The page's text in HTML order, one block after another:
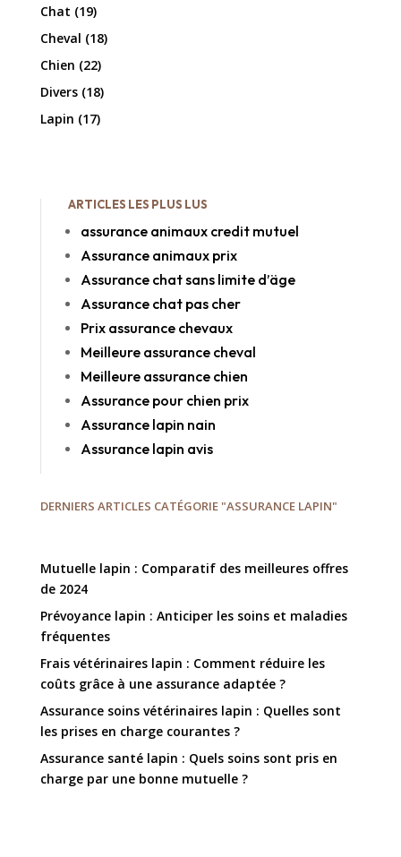
Chat (19)
Cheval (18)
Chien (22)
Divers(18)
Lapin (17)
ARTICLES LES PLUS LUS
assurance animaux credit mutuel
Assurance animaux prix
Assurance chat sans limite d’äge
Assurance chat pas cher
Prix assurance chevaux
Meilleure assurance cheval
Meilleure assurance chien
Assurance pour chien prix
Assurance lapin nain
Assurance lapin avis
DERNIERS ARTICLES CATÉGORIE "ASSURANCE LAPIN"
Mutuelle lapin : Comparatif des meilleures offres
de 2024
Prévoyance lapin : Anticiper les soins et maladies
fréquentes
Frais vétérinaires lapin : Comment réduire les
coûts grâce à une assurance adaptée ?
Assurance soins vétérinaires lapin : Quelles sont
les prises en charge courantes ?
Assurance santé lapin : Quels soins sont pris en
charge par une bonne mutuelle ?